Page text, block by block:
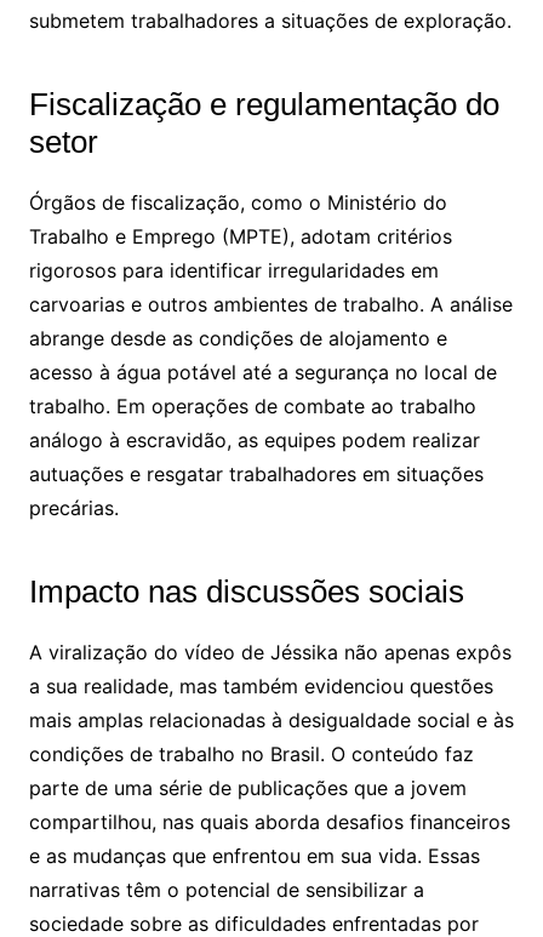
submetem trabalhadores a situações de exploração.
Fiscalização e regulamentação do
setor
Órgãos de fiscalização, como o Ministério do
Trabalho e Emprego (MPTE), adotam critérios
rigorosos para identificar irregularidades em
carvoarias e outros ambientes de trabalho. A análise
abrange desde as condições de alojamento e
acesso à água potável até a segurança no local de
trabalho. Em operações de combate ao trabalho
análogo à escravidão, as equipes podem realizar
autuações e resgatar trabalhadores em situações
precárias.
Impacto nas discussões sociais
A viralização do vídeo de Jéssika não apenas expôs
a sua realidade, mas também evidenciou questões
mais amplas relacionadas à desigualdade social e às
condições de trabalho no Brasil. O conteúdo faz
parte de uma série de publicações que a jovem
compartilhou, nas quais aborda desafios financeiros
e as mudanças que enfrentou em sua vida. Essas
narrativas têm o potencial de sensibilizar a
sociedade sobre as dificuldades enfrentadas por